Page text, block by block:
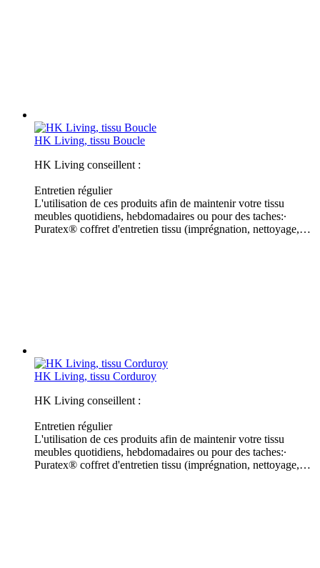
HK Living, tissu Boucle
HK Living conseillent :
Entretien régulier
L'utilisation de ces produits afin de maintenir votre tissu
meubles quotidiens, hebdomadaires ou pour des taches:∙
Puratex® coffret d'entretien tissu (imprégnation, nettoyage,…
HK Living, tissu Corduroy
HK Living conseillent :
Entretien régulier
L'utilisation de ces produits afin de maintenir votre tissu
meubles quotidiens, hebdomadaires ou pour des taches:∙
Puratex® coffret d'entretien tissu (imprégnation, nettoyage,…